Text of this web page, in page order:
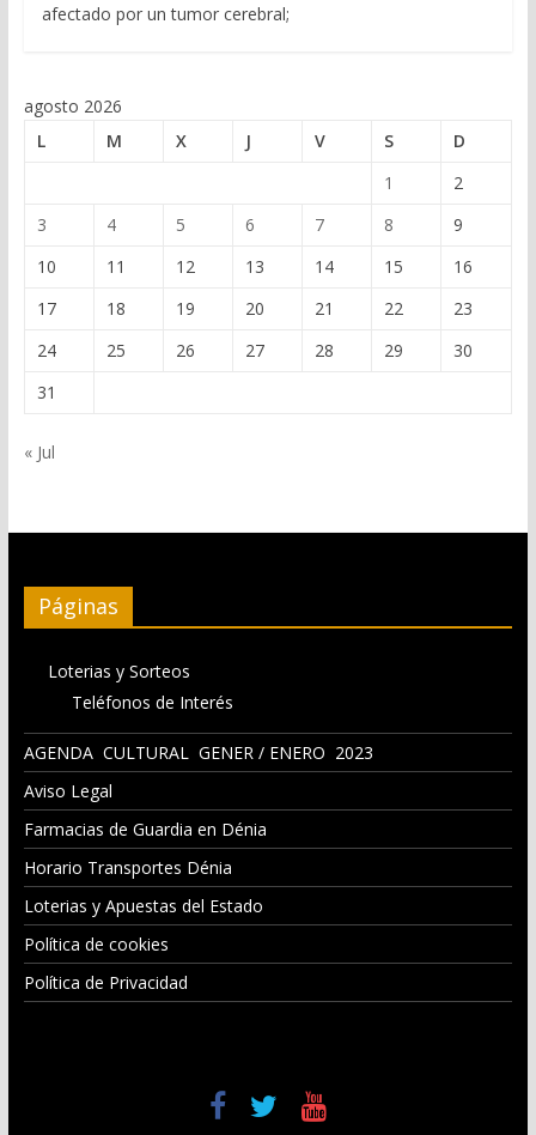
afectado por un tumor cerebral;
agosto 2026
L
M X J V S
D
1
2
3
4 5 6 7 8
9
10
11 12 13 14 15
16
17
18 19 20 21 22
23
24
25 26 27 28 29
30
31
« Jul
Páginas
Loterias y Sorteos
Teléfonos de Interés
AGENDA CULTURAL GENER / ENERO 2023
Aviso Legal
Farmacias de Guardia en Dénia
Horario Transportes Dénia
Loterias y Apuestas del Estado
Política de cookies
Política de Privacidad